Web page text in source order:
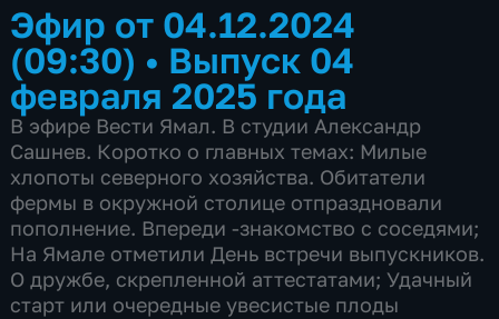
Эфир от 04.12.2024
(09:30) • Выпуск 04
февраля 2025 года
В эфире Вести Ямал. В студии Александр
Сашнев. Коротко о главных темах: Милые
хлопоты северного хозяйства. Обитатели
фермы в окружной столице отпраздновали
пополнение. Впереди -знакомство с соседями;
На Ямале отметили День встречи выпускников.
О дружбе, скрепленной аттестатами; Удачный
старт или очередные увесистые плоды